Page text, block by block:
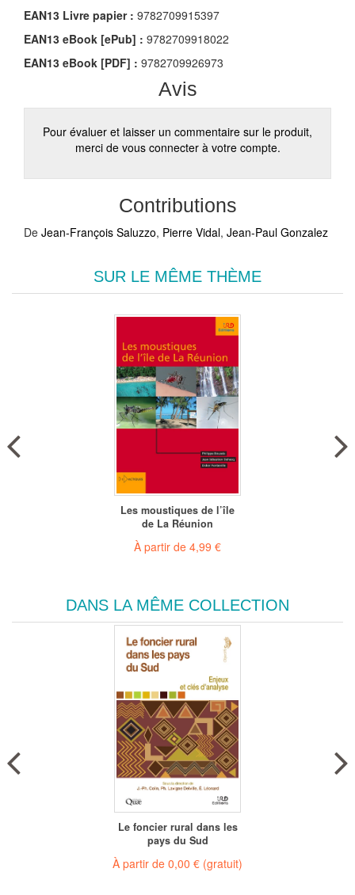
EAN13 Livre papier : 9782709915397
EAN13 eBook [ePub] : 9782709918022
EAN13 eBook [PDF] : 9782709926973
Avis
Pour évaluer et laisser un commentaire sur le produit,
merci de vous connecter à votre compte.
Contributions
De Jean-François Saluzzo, Pierre Vidal, Jean-Paul Gonzalez
SUR LE MÊME THÈME
Les moustiques de l’île
de La Réunion
À partir de 4,99 €
DANS LA MÊME COLLECTION
Le foncier rural dans les
pays du Sud
À partir de 0,00 € (gratuit)